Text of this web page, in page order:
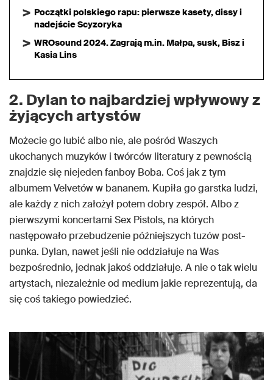
Początki polskiego rapu: pierwsze kasety, dissy i
nadejście Scyzoryka
WROsound 2024. Zagrają m.in. Małpa, susk, Bisz i
Kasia Lins
2. Dylan to najbardziej wpływowy z
żyjących artystów
Możecie go lubić albo nie, ale pośród Waszych
ukochanych muzyków i twórców literatury z pewnością
znajdzie się niejeden fanboy Boba. Coś jak z tym
albumem Velvetów w bananem. Kupiła go garstka ludzi,
ale każdy z nich założył potem dobry zespół. Albo z
pierwszymi koncertami Sex Pistols, na których
następowało przebudzenie późniejszych tuzów post-
punka. Dylan, nawet jeśli nie oddziałuje na Was
bezpośrednio, jednak jakoś oddziałuje. A nie o tak wielu
artystach, niezależnie od medium jakie reprezentują, da
się coś takiego powiedzieć.